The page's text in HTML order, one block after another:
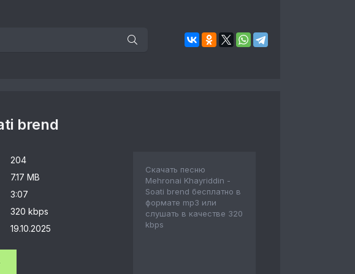
brend
204
7.17 MB
3:07
320 kbps
19.10.2025
Скачать песню
Mehronai Khayriddin -
Soati brend бесплатно в
формате mp3 или
слушать в качестве 320
kbps